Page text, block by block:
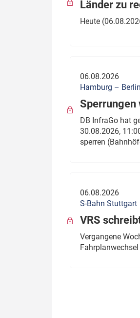
Länder zu
Heute
06.08.2026
Hamburg – Berlin
Sperrungen
DB InfraGo hat
30.08.2026,
sperren
06.08.2026
S-Bahn Stuttgart
VRS
Vergangene